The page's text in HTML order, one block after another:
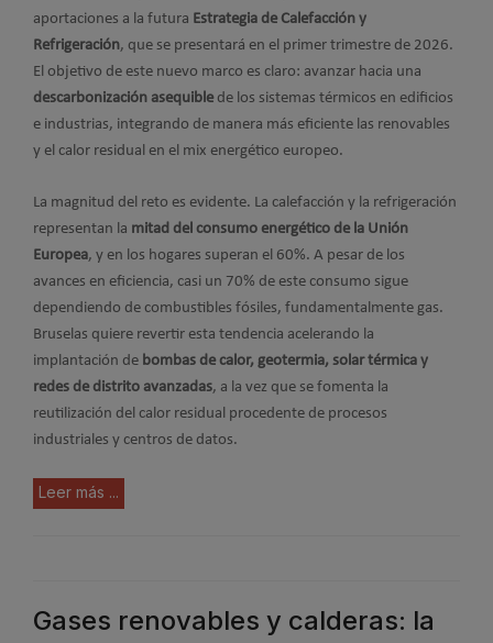
aportaciones a la futura Estrategia de Calefacción y
Refrigeración, que se presentará en el primer trimestre de 2026.
El objetivo de este nuevo marco es claro: avanzar hacia una
descarbonización asequiblede los sistemas térmicos en edificios
e industrias, integrando de manera más eficiente las renovables
y el calor residual en el mix energético europeo.
La magnitud del reto es evidente. La calefacción y la refrigeración
representan la mitad del consumo energético de la Unión
Europea, y en los hogares superan el 60%. A pesar de los
avances en eficiencia, casi un 70% de este consumo sigue
dependiendo de combustibles fósiles, fundamentalmente gas.
Bruselas quiere revertir esta tendencia acelerando la
implantación de bombas de calor, geotermia, solar térmica y
redes de distrito avanzadas, a la vez que se fomenta la
reutilización del calor residual procedente de procesos
industriales y centros de datos.
Leer más ...
Gases renovables y calderas: la